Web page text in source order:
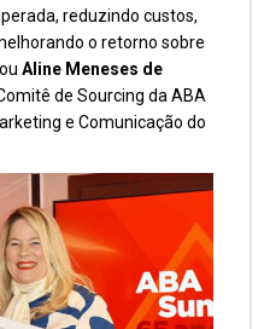
reduzindo custos,
o retorno sobre
Aline Meneses de
de Sourcing da ABA
e Comunicação do